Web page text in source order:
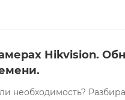
Hikvision.
необходимость?